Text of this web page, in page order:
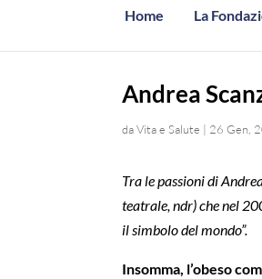
Home La
Andrea
daVita e Salute | 26 Gen,
Tra le passioni di
teatrale, ndr) che nel
il simbolo del mondo”.
Insomma, l’obeso